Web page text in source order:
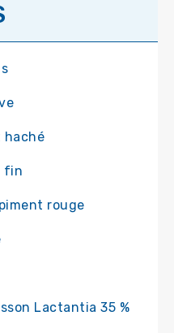
haché
fin
rouge
Lactantia 35 %